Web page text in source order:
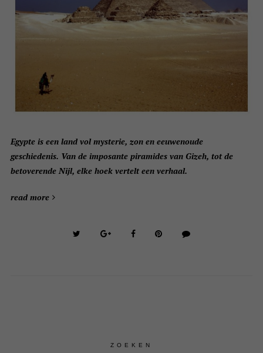
Egypte is een land vol mysterie, zon en eeuwenoude
geschiedenis. Van de imposante piramides van Gizeh, tot de
betoverende Nijl, elke hoek vertelt een verhaal.
read more
ZOEKEN